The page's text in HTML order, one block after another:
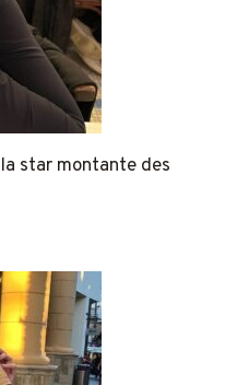
star montante des